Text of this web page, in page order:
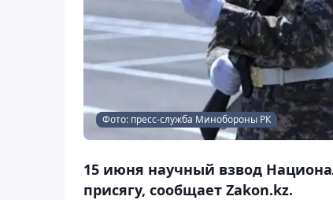
Фото: пресс-служба Минобороны РК
15 июня научный взвод
присягу, сообщает Zakon.kz.